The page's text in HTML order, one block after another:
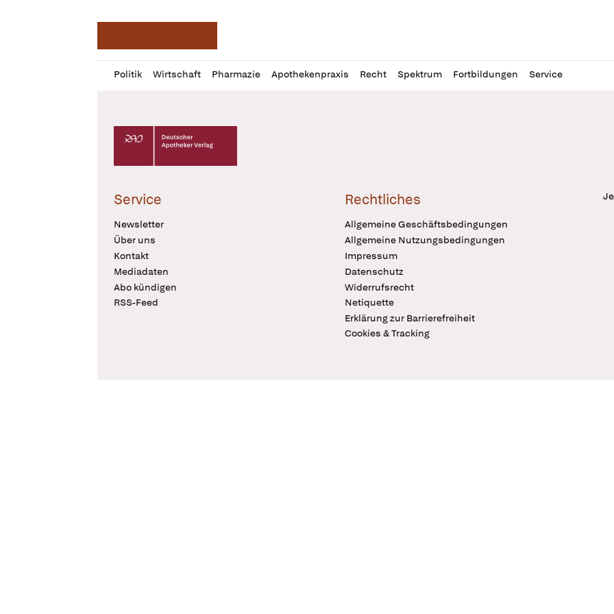
Politik Wirtschaft Pharmazie Apothekenpraxis Recht Spektrum Fortbildungen Service
Profil
öffnen
Daz
Pur
Deutscher Apotheker Verlag Logo
Service
Newsletter
Über uns
Kontakt
Mediadaten
Abo kündigen
RSS-Feed
Rechtliches
Allgemeine Geschäftsbedingungen
Allgemeine Nutzungsbedingungen
Impressum
Datenschutz
Widerrufsrecht
Netiquette
Erklärung zur Barrierefreiheit
Cookies & Tracking